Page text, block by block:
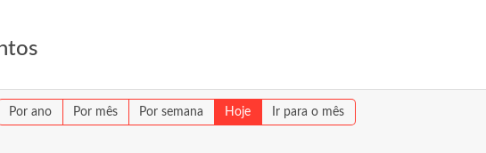
Por ano Por mês Por semana Hoje Ir para o mês